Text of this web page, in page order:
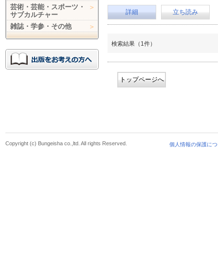
詳細 立ち読み
検索結果（1件）
トップページへ
芸術・芸能・スポーツ・
サブカルチャー
雑誌・学参・その他
個人情報の保護に
Copyright (c) Bungeisha co.,ltd. All rights Reserved.